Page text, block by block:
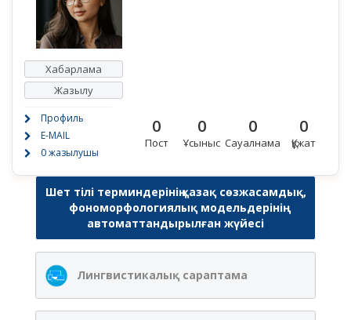
Хабарлама
Жазылу
Профиль
E-MAIL
0 жазылушы
0
Пост
0
Ұсыныс
0
Сауалнама
0
Құжат
Шет тілі терминдерінің қазақ сөзжасамдық,
фономорфологиялық модельдерінің
автоматтандырылған жүйесі
Лингвистикалық сараптама